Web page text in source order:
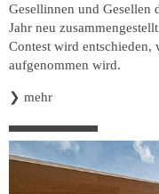
Gesellinnen und Gesellen
Jahr neu
Contest wird entschieden,
aufgenommen wird.
❯ mehr